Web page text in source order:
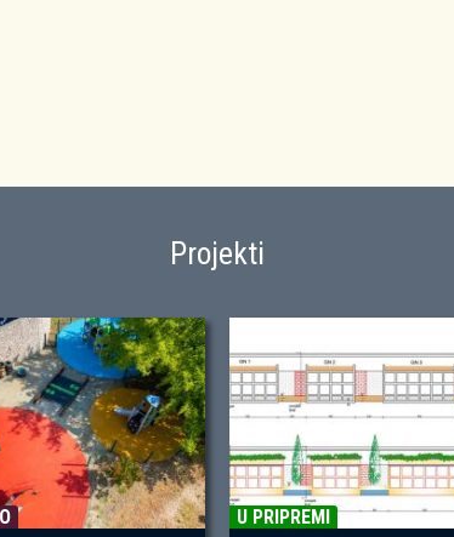
Projekti
U PRIPREMI